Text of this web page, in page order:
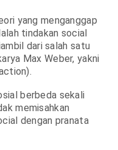
yang menganggap
tindakan social
dari salah satu
Max Weber, yakni
berbeda sekali
memisahkan
dengan pranata